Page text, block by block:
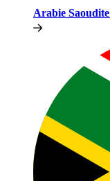
Arabie Saoudite​​